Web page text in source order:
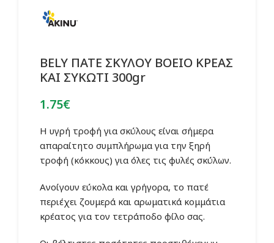
BELY ΠΑΤΕ ΣΚΥΛΟΥ ΒΟΕΙΟ ΚΡΕΑΣ
ΚΑΙ ΣΥΚΩΤΙ 300gr
1.75€
Η υγρή τροφή για σκύλους είναι σήμερα
απαραίτητο συμπλήρωμα για την ξηρή
τροφή (κόκκους) για όλες τις φυλές σκύλων.
Ανοίγουν εύκολα και γρήγορα, το πατέ
περιέχει ζουμερά και αρωματικά κομμάτια
κρέατος για τον τετράποδο φίλο σας.